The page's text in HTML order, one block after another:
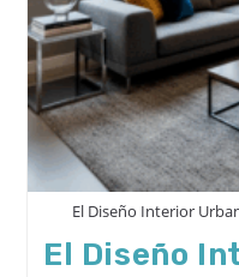
El Diseño Interior
El Diseño